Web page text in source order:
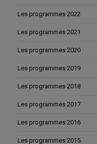
Les programmes 2022
Les programmes 2021
Les programmes 2020
Les programmes 2019
Les programmes 2018
Les programmes 2017
Les programmes 2016
Les programmes 2015